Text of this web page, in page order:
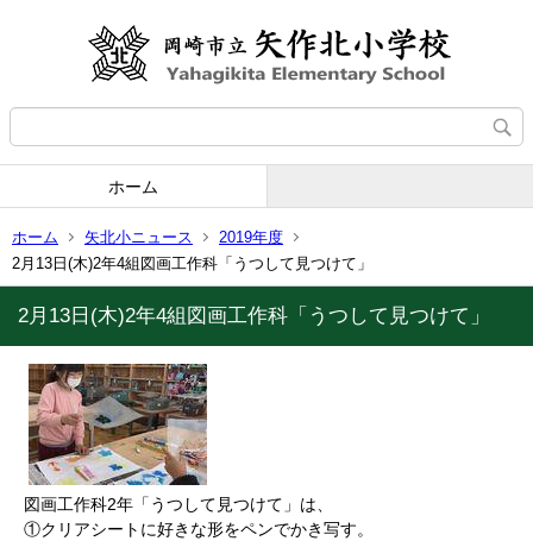
ホーム
ホーム 矢北小ニュース
2019年度
2月13日(木)2年4組図画工作科「うつして見つけて」
2月13日(木)2年4組図画工作科「うつして見つけて」
図画工作科2年「うつして見つけて」は、
①クリアシートに好きな形をペンでかき写す。